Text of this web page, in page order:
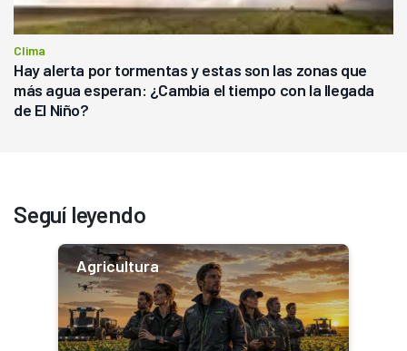
Clima
Hay alerta por tormentas y estas son las zonas que
más agua esperan: ¿Cambia el tiempo con la llegada
de El Niño?
Seguí leyendo
Agricultura